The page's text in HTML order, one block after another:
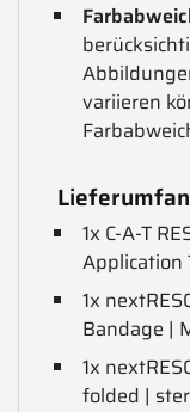
variieren
1x C-A-T
Application
1x
Bandage |
1x
folded |